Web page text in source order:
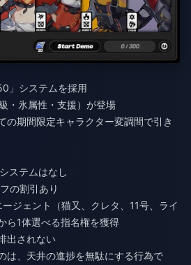
」システムを採用
・氷属性・支援）が登場
の期間限定キャラクター変調間で引き
ステムはなし
の割引あり
ジェント（猫又、クレタ、11号、ライ
ら1体選べる指名権を獲得
出されない
は、天井の進捗を無駄にする行為で